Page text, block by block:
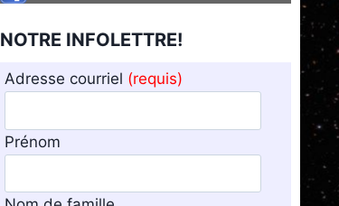
NOTRE INFOLETTRE!
Adresse courriel (requis)
Prénom